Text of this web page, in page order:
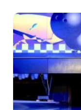
sandsträn...